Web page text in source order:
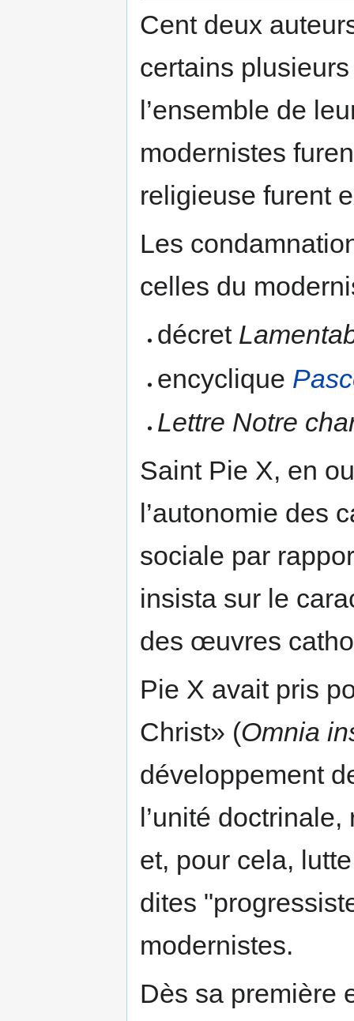
Cent deux
certains
l’ensemble de
modernistes
religieuse furent
Les
celles du
décret
encyclique
Lettre Notre
Saint Pie X, en
l’autonomie des
sociale par
insista sur le
des œuvres
Pie X avait pris
Christ» (Omnia
développement
l’unité
et, pour cela,
dites
modernistes.
Dès sa première